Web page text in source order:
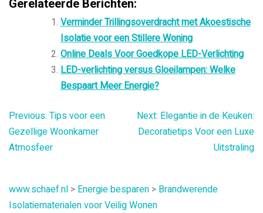
Gerelateerde Berichten:
Verminder Trillingsoverdracht met Akoestische
Isolatie voor een Stillere Woning
Online Deals Voor Goedkope LED-Verlichting
LED-verlichting versus Gloeilampen: Welke
Bespaart Meer Energie?
Bericht
navigatie
Previous: Tips voor een
Gezellige Woonkamer
Atmosfeer
Next: Elegantie in de Keuken:
Decoratietips Voor een Luxe
Uitstraling
www.schaef.nl > Energie besparen > Brandwerende
Isolatiematerialen voor Veilig Wonen